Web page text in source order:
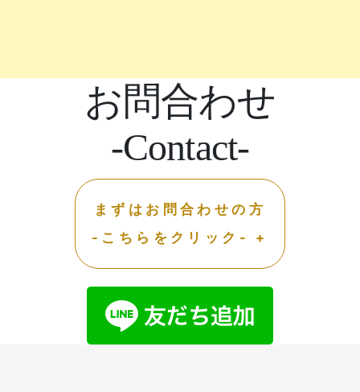
お問合わせ
-Contact-
まずはお問合わせの方
-こちらをクリック- +